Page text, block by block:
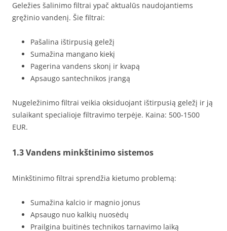
Geležies šalinimo filtrai ypač aktualūs naudojantiems
gręžinio vandenį. Šie filtrai:
Pašalina ištirpusią geležį
Sumažina mangano kiekį
Pagerina vandens skonį ir kvapą
Apsaugo santechnikos įrangą
Nugeležinimo filtrai veikia oksiduojant ištirpusią geležį ir ją
sulaikant specialioje filtravimo terpėje. Kaina: 500-1500
EUR.
1.3 Vandens minkštinimo sistemos
Minkštinimo filtrai sprendžia kietumo problemą:
Sumažina kalcio ir magnio jonus
Apsaugo nuo kalkių nuosėdų
Prailgina buitinės technikos tarnavimo laiką